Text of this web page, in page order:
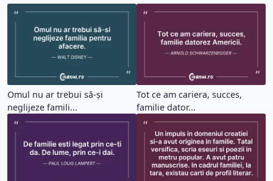
Omul nu ar trebui să-și
neglijeze famili...
Tot ce am cariera, succes,
familie dator...